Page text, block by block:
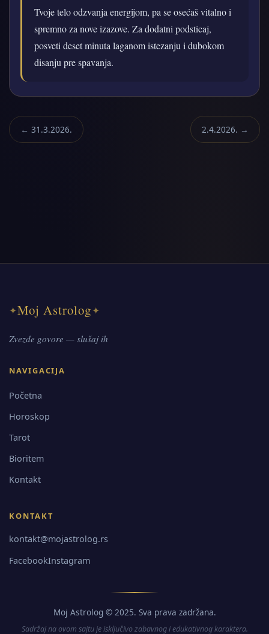
Tvoje telo odzvanja energijom, pa se osećaš vitalno i
spremno za nove izazove. Za dodatni podsticaj,
posveti deset minuta laganom istezanju i dubokom
disanju pre spavanja.
← 31.3.2026. 2.4.2026. →
✦Moj Astrolog✦
Zvezde govore — slušaj ih
NAVIGACIJA
Početna
Horoskop
Tarot
Bioritem
Kontakt
KONTAKT
kontakt@mojastrolog.rs
FacebookInstagram
Moj Astrolog © 2025. Sva prava zadržana.
Sadržaj na ovom sajtu je isključivo zabavnog i edukativnog karaktera.